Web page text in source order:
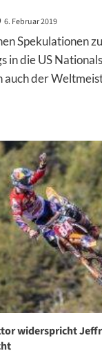
6. Februar 2019
Spekulationen
in die US
auch der
widerspricht